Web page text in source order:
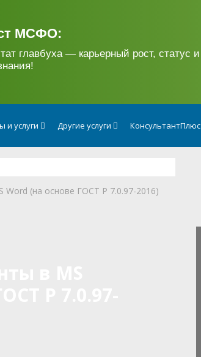
МСФО:
главбуха — карьерный рост, статус и
и услуги Другие услуги КонсультантПлюс
Word (на основе ГОСТ Р 7.0.97-2016)